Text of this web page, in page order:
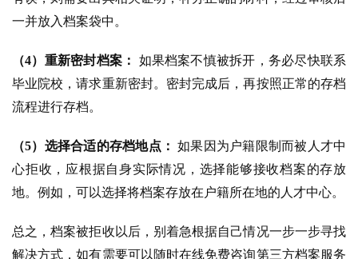
一并放入档案袋中。
（4）重新密封档案：
如果档案不慎被拆开，务必尽快联系
毕业院校，请求重新密封。密封完成后，再按照正常的存档
流程进行存档。
（5）选择合适的存档地点： 如果因为户籍限制而被人才中
心拒收，应根据自身实际情况，选择能够接收档案的存放
地。例如，可以选择将档案存放在户籍所在地的人才中心。
总之，档案被拒收以后，别着急根据自己情况一步一步寻找
解决方式，如有需要可以随时在线免费咨询第三方档案服务